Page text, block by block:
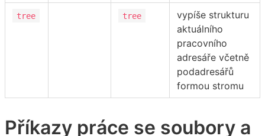
tree tree
vypíše strukturu
aktuálního
pracovního
adresáře včetně
podadresářů
formou stromu
Příkazy práce se soubory a